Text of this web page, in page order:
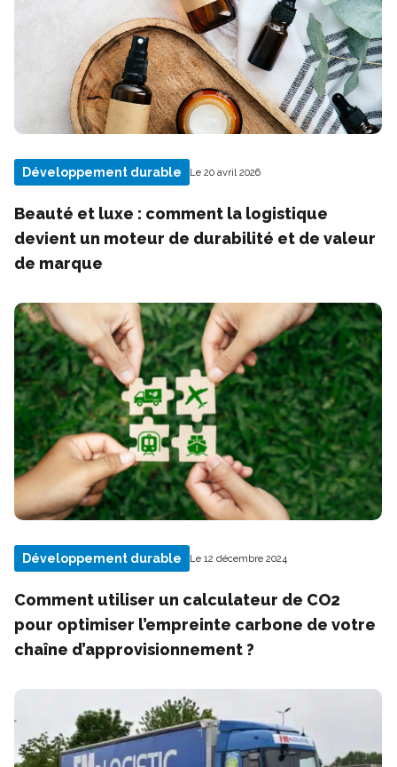
Développement durable Le 20 avril 2026
Beauté et luxe : comment la logistique
devient un moteur de durabilité et de valeur
de marque
Développement durable Le 12 décembre 2024
Comment utiliser un calculateur de CO2
pour optimiser l’empreinte carbone de votre
chaîne d’approvisionnement ?